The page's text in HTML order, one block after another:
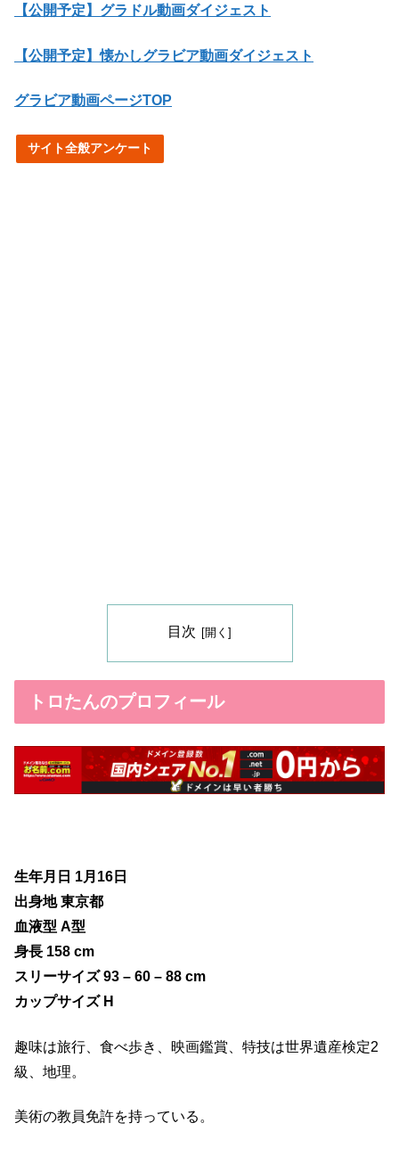
【公開予定】グラドル動画ダイジェスト
【公開予定】懐かしグラビア動画ダイジェスト
グラビア動画ページTOP
サイト全般アンケート
目次
トロたんのプロフィール
生年月日 1月16日
出身地 東京都
血液型 A型
身長 158 cm
スリーサイズ 93 – 60 – 88 cm
カップサイズ H
趣味は旅行、食べ歩き、映画鑑賞、特技は世界遺産検定2
級、地理。
美術の教員免許を持っている。